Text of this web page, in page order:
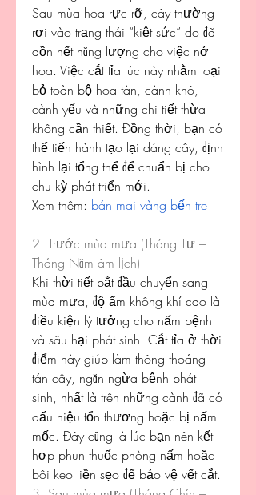
Sau mùa hoa rực rỡ, cây thường
rơi vào trạng thái “kiệt sức” do đã
dồn hết năng lượng cho việc nở
hoa. Việc cắt tỉa lúc này nhằm loại
bỏ toàn bộ hoa tàn, cành khô,
cành yếu và những chi tiết thừa
không cần thiết. Đồng thời, bạn có
thể tiến hành tạo lại dáng cây, định
hình lại tổng thể để chuẩn bị cho
chu kỳ phát triển mới.
Xem thêm: bán mai vàng bến tre
2. Trước mùa mưa (Tháng Tư –
Tháng Năm âm lịch)
Khi thời tiết bắt đầu chuyển sang
mùa mưa, độ ẩm không khí cao là
điều kiện lý tưởng cho nấm bệnh
và sâu hại phát sinh. Cắt tỉa ở thời
điểm này giúp làm thông thoáng
tán cây, ngăn ngừa bệnh phát
sinh, nhất là trên những cành đã có
dấu hiệu tổn thương hoặc bị nấm
mốc. Đây cũng là lúc bạn nên kết
hợp phun thuốc phòng nấm hoặc
bôi keo liền sẹo để bảo vệ vết cắt.